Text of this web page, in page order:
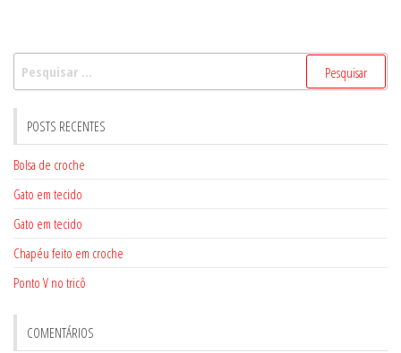
POSTS RECENTES
Bolsa de croche
Gato em tecido
Gato em tecido
Chapéu feito em croche
Ponto V no tricô
COMENTÁRIOS